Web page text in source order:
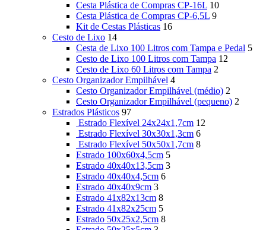
Cesta Plástica de Compras CP-16L 10
Cesta Plástica de Compras CP-6,5L 9
Kit de Cestas Plásticas 16
Cesto de Lixo 14
Cesta de Lixo 100 Litros com Tampa e Pedal 5
Cesto de Lixo 100 Litros com Tampa 12
Cesto de Lixo 60 Litros com Tampa 2
Cesto Organizador Empilhável 4
Cesto Organizador Empilhável (médio) 2
Cesto Organizador Empilhável (pequeno) 2
Estrados Plásticos 97
Estrado Flexível 24x24x1,7cm 12
Estrado Flexível 30x30x1,3cm 6
Estrado Flexível 50x50x1,7cm 8
Estrado 100x60x4,5cm 5
Estrado 40x40x13,5cm 3
Estrado 40x40x4,5cm 6
Estrado 40x40x9cm 3
Estrado 41x82x13cm 8
Estrado 41x82x25cm 5
Estrado 50x25x2,5cm 8